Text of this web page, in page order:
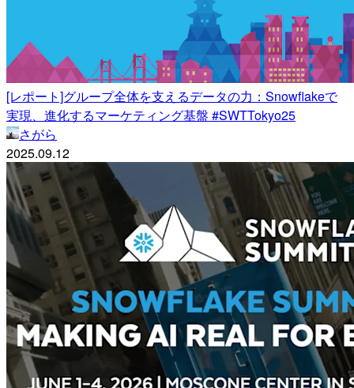
[レポート]グループ全体を支えるデータの力：Snowflakeで
実現、進化するマーケティング基盤 #SWTTokyo25
さがら
2025.09.12